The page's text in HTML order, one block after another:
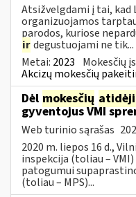
Atsižvelgdami į tai,
organizuojamos
parodos, kuriose
irdegustuojami ne tik...
Metai: 2023 Mokesčių
Akcizų mokesčių
Dėl mokesčių
gyventojus VMI
Web turinio sąrašas
2020 m. liepos 16 d.,
inspekcija (toliau –
patogumui
(toliau – MPS)...